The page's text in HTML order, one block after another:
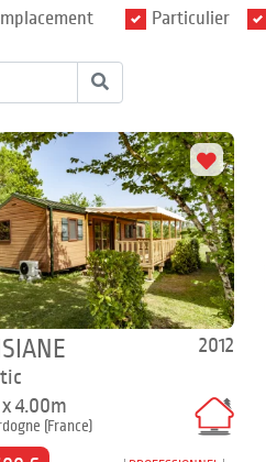
Particulier
2012
4.00m
(France)